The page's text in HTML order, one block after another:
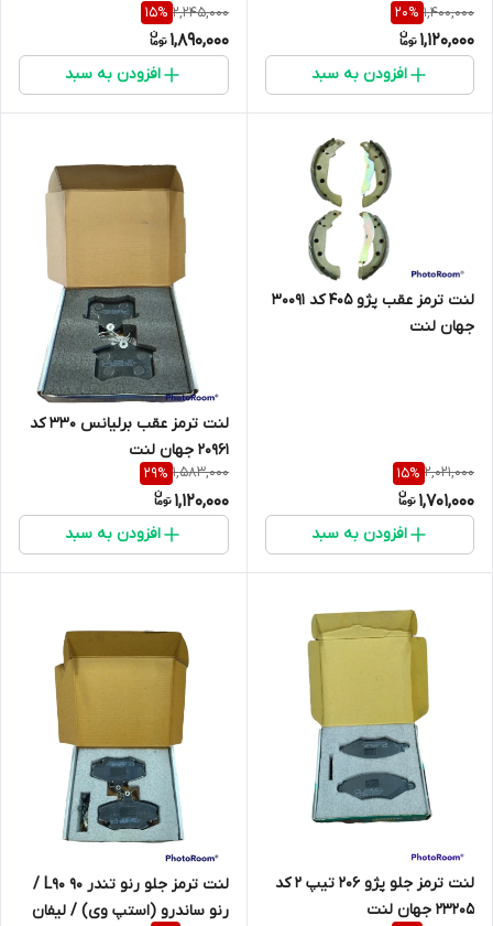
1,400,000
20%
1,120,000
افزودن به سبد
2,245,000
15%
1,890,000
افزودن به سبد
لنت ترمز عقب پژو 405 کد 30091
جهان لنت
2,021,000
15%
1,701,000
افزودن به سبد
لنت ترمز عقب برلیانس 330 کد
20961 جهان لنت
1,583,000
29%
1,120,000
افزودن به سبد
لنت ترمز جلو پژو 206 تیپ 2 کد
23205 جهان لنت
لنت ترمز جلو رنو تندر 90 L90 /
رنو ‏ساندرو (استپ وی) / لیفان